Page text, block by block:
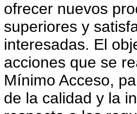
ofrecer nuevos
superiores y
interesadas. El
acciones que se
Mínimo Acceso,
de la calidad y la